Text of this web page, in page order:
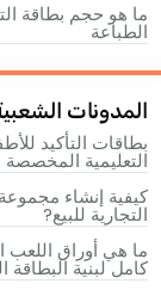
ما هو حجم بطاقة
الطباعة
المدونات
بطاقات التأكيد
التعليمية المخصصة
كيفية إنشاء
التجارية للبيع?
ما هي أوراق اللعب
كامل لبنية البطاقة